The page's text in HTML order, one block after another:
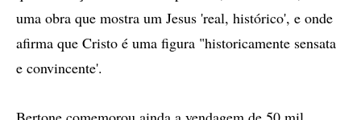
uma obra que mostra um Jesus 'real, histórico', e onde
afirma que Cristo é uma figura "historicamente sensata
e convincente'.